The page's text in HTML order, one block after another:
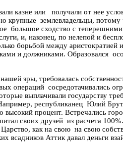
казне или
получали от нее
крупные землевладельцы, потому
большое сходство с
и, наконец, по нелепой и
борьбой между аристократией
и должниками. Образовался
эры, требовалась
операций сосредотачивались
выплачивали государству
республиканец Юлий
высокий процент. Встречались
своих друзей из расчета
как на свою на свою
всадников Аттик давал деньги